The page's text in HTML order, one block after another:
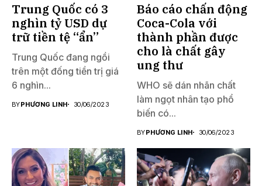
Trung Quốc có 3
nghìn tỷ USD dự
trữ tiền tệ “ẩn”
Trung Quốc đang ngồi
trên một đống tiền trị giá
6 nghìn...
BYPHƯƠNG LINH 30/06/2023
Báo cáo chấn động
Coca-Cola với
thành phần được
cho là chất gây
ung thư
WHO sẽ dán nhãn chất
làm ngọt nhân tạo phổ
biến có...
BYPHƯƠNG LINH 30/06/2023